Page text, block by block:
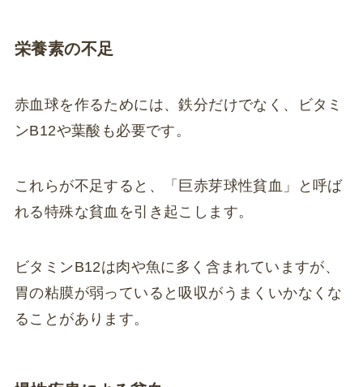
栄養素の不足
赤血球を作るためには、鉄分だけでなく、ビタミ
ンB12や葉酸も必要です。
これらが不足すると、「巨赤芽球性貧血」と呼ば
れる特殊な貧血を引き起こします。
ビタミンB12は肉や魚に多く含まれていますが、
胃の粘膜が弱っていると吸収がうまくいかなくな
ることがあります。